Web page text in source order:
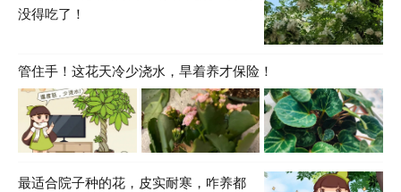
没得吃了！
管住手！这花天冷少浇水，旱着养才保险！
最适合院子种的花，皮实耐寒，咋养都